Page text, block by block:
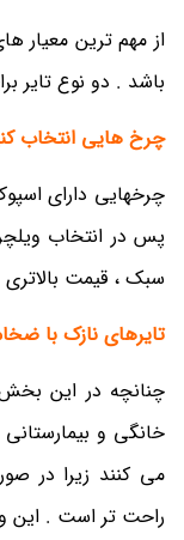
از مهم ترین معیار
باشد . دو نوع تایر
چرخ هایی انتخاب
چرخهایی دارای
پس در انتخاب
سبک ، قیمت بالاتری
تایرهای نازک با
چنانچه در این
خانگی و
می کنند زیرا در
راحت تر است . این